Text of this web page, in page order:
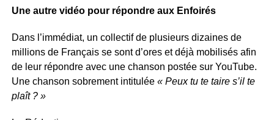
Une autre vidéo pour répondre aux Enfoirés
Dans l’immédiat, un collectif de plusieurs dizaines de
millions de Français se sont d’ores et déjà mobilisés afin
de leur répondre avec une chanson postée sur YouTube.
Une chanson sobrement intitulée« Peux tu te taire s’il te
plaît ? »